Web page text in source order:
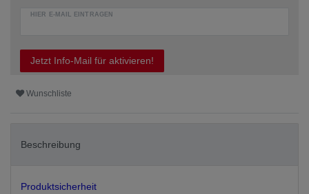
HIER E-MAIL EINTRAGEN
Jetzt Info-Mail für aktivieren!
Wunschliste
Beschreibung
Produktsicherheit